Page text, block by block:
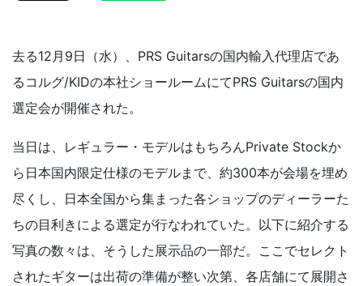
去る12月9日（水）、PRS Guitarsの国内輸入代理店であ
るコルグ/KIDの本社ショールームにてPRS Guitarsの国内
選定会が開催された。
当日は、レギュラー・モデルはもちろんPrivate Stockか
ら日本国内限定仕様のモデルまで、約300本が会場を埋め
尽くし、日本全国から集まった各ショップのディーラーた
ちの目利きによる選定が行なわれていた。以下に紹介する
写真の数々は、そうした展示品の一部だ。ここでセレクト
されたギターは出荷の準備が整い次第、各店舗にて展開さ